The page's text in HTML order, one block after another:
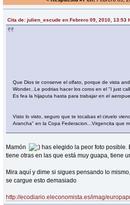
Cita de: julien_escude en Febrero 09, 2010, 13:53
Que Dios te conserve el olfato, porque de vista
Wonder...Le podrias hacer los coros en el "I just
Es fea la hijaputa hasta para trabajar en el
Visto lo visto, seguro que te tocabas el ciruelo
Arancha" en la Copa Federacion...Virgencita que
Mamón
has elegido la peor foto posible.
tiene otras en las que está muy guapa, tiene
Mira aquí y dime si sigues pensando lo
se cargue esto demasiado
http://ecodiario.eleconomista.es/imag/